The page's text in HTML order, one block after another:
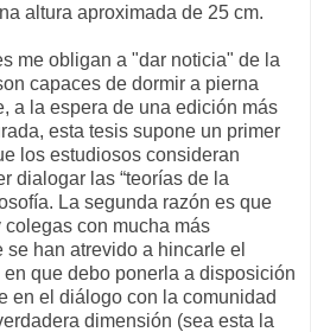
altura aproximada de 25 cm.
me obligan a "dar noticia" de la
capaces de dormir a pierna
a la espera de una edición más
esta tesis supone un primer
los estudiosos consideran
dialogar las “teorías de la
La segunda razón es que
colegas con mucha más
han atrevido a hincarle el
que debo ponerla a disposición
en el diálogo con la comunidad
dimensión (sea esta la